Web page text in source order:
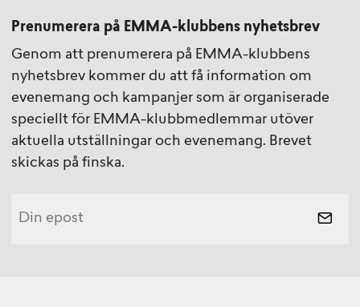
Prenumerera på EMMA-klubbens nyhetsbrev
Genom att prenumerera på EMMA-klubbens
nyhetsbrev kommer du att få information om
evenemang och kampanjer som är organiserade
speciellt för EMMA-klubbmedlemmar utöver
aktuella utställningar och evenemang. Brevet
skickas på finska.